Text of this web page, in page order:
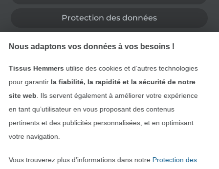
Protection des données
Droit de rétractation
Contact
Rétractation de commande
Nous adaptons vos données à vos besoins !
Tissus Hemmers utilise des cookies et d’autres technologies
pour garantir la fiabilité, la rapidité et la sécurité de notre
site web . Ils servent également à améliorer votre expérience
en tant qu’utilisateur en vous proposant des contenus
pertinents et des publicités personnalisées, et en optimisant
votre navigation.
Vous trouverez plus d’informations dans notre Protection des